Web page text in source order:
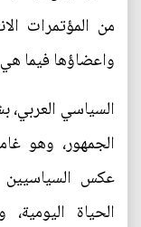
من المؤتمرات
واعضاؤها فيما هي
السياسي العربي،
الجمهور، وهو
عكس السياسيين
الحياة